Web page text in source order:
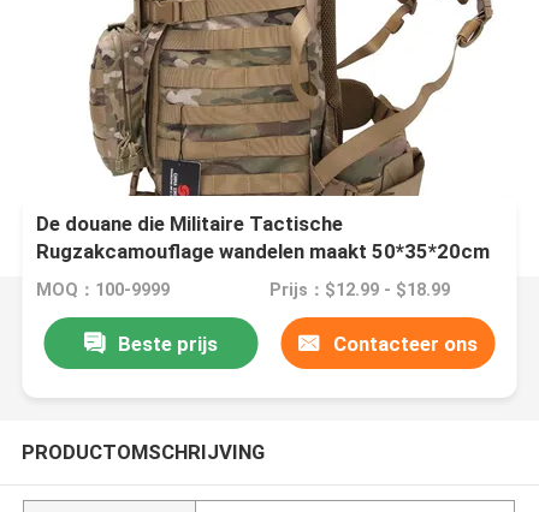
De douane die Militaire Tactische
Rugzakcamouflage wandelen maakt 50*35*20cm
waterdicht
MOQ：100-9999 Prijs：$12.99 - $18.99
Beste prijs Contacteer ons
PRODUCTOMSCHRIJVING